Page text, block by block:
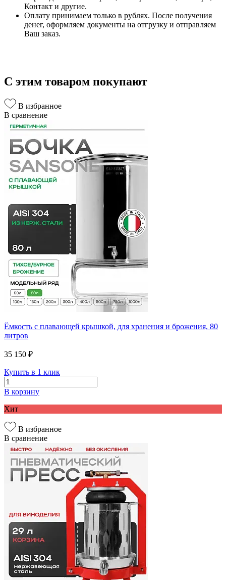
Контакт и другие.
Оплату принимаем только в рублях. После получения
денег, оформляем документы на отгрузку и отправляем
Ваш заказ.
С этим товаром покупают
В избранное
В сравнение
Ёмкость с плавающей крышкой, для хранения и брожения, 80
литров
35 150 ₽
Купить в 1 клик
В корзину
Хит
В избранное
В сравнение